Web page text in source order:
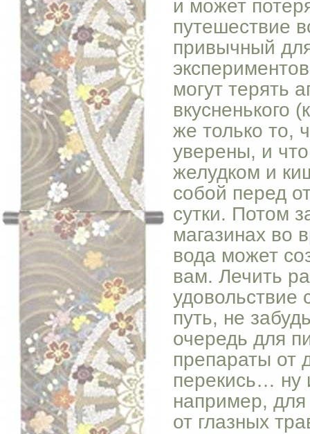
и может
путешествие
привычный
могут терять
вкусненького
же только то,
уверены, и
желудком и
собой перед
сутки. Потом
магазинах во
вода может
вам. Лечить
удовольствие
путь, не
очередь для
препараты от
перекись… ну
например,
от глазных